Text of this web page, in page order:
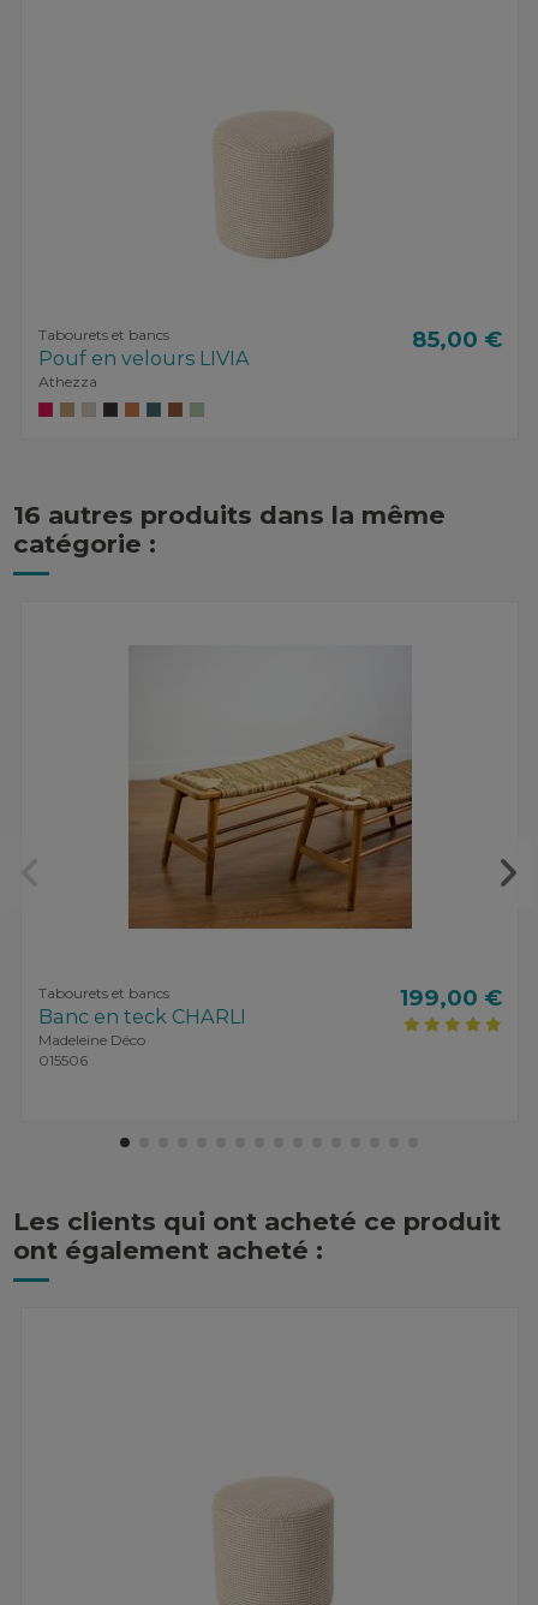
Tabourets et bancs
Pouf en velours LIVIA
Athezza
85,00 €
16 autres produits dans la même
catégorie :
Tabourets et bancs
Banc en teck CHARLI
Madeleine Déco
015506
199,00 €
Les clients qui ont acheté ce produit
ont également acheté :